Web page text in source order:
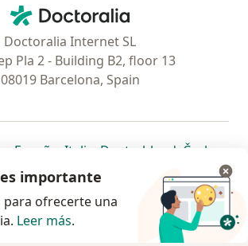
Doctoralia - Página de inicio
Doctoralia Internet SL
Pla 2 - Building B2, floor 13
08019 Barcelona, Spain
en una nueva pestaña
se abre en una nueva pestaña
España se abre en una nueva pestaña
Italia se abre en una nueva
Deutschlandse abre en
Česko
abre en una nueva pestaña
se abre en una nueva pestaña
Chile se abre en una nueva pestaña
Brasil se abre en una nueva
se abre en
se
se abre en una nueva
© 2026 - Encuentra tu
importante
para ofrecerte una
Leer más.